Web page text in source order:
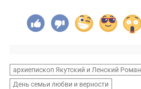
архиепископ Якутский и Ленский Роман
День семьи любви и верности